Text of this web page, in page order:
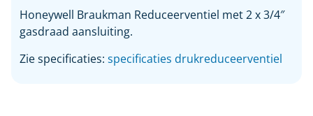
Honeywell Braukman Reduceerventiel met 2 x 3/4″
gasdraad aansluiting.
Zie specificaties: specificaties drukreduceerventiel